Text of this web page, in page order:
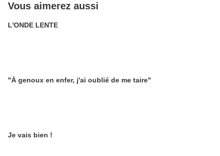
Vous aimerez aussi
L'ONDE LENTE
"À genoux en enfer, j'ai oublié de me taire"
Je vais bien !